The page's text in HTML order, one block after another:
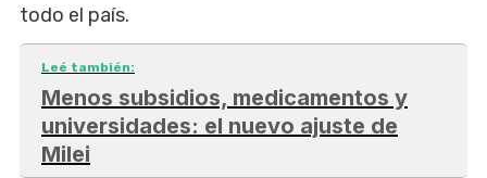
todo el país.
Leé también:
Menos subsidios, medicamentos y
universidades: el nuevo ajuste de
Milei